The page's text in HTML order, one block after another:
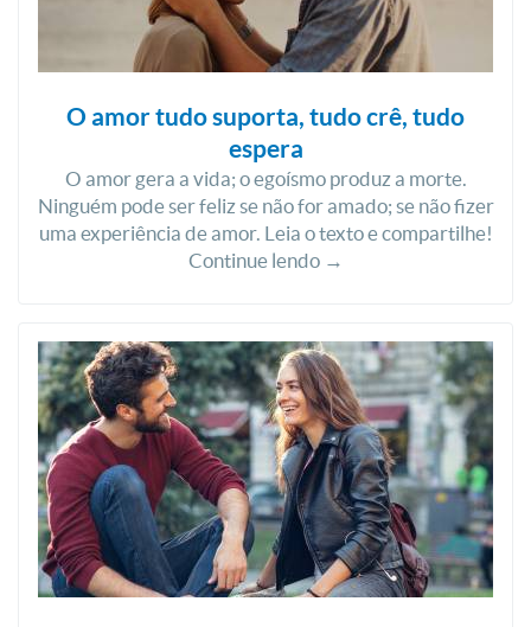
O amor tudo suporta, tudo crê, tudo
espera
O amor gera a vida; o egoísmo produz a morte.
Ninguém pode ser feliz se não for amado; se não fizer
uma experiência de amor. Leia o texto e compartilhe!
Continue lendo →